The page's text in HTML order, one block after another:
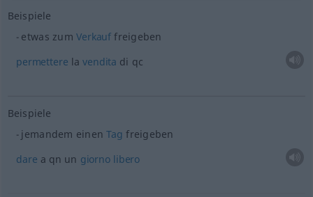
Beispiele
etwas zumVerkauf freigeben
permettere lavendita di qc
Beispiele
jemandem einenTag freigeben
dare a qn un giorno libero